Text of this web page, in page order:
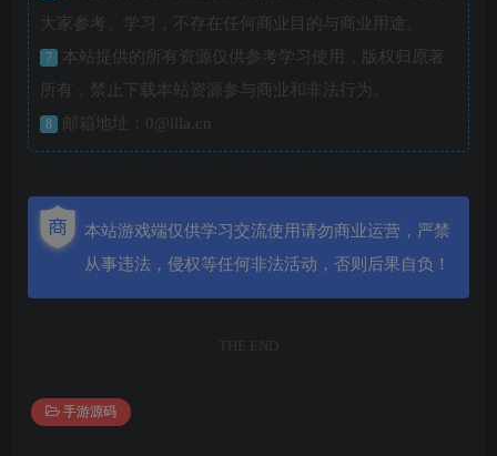
大家参考、学习，不存在任何商业目的与商业用途。
7
本站提供的所有资源仅供参考学习使用，版权归原著
所有，禁止下载本站资源参与商业和非法行为。
8 邮箱地址：0@llla.cn
本站游戏端仅供学习交流使用请勿商业运营，严禁
从事违法，侵权等任何非法活动，否则后果自负！
THE END
手游源码